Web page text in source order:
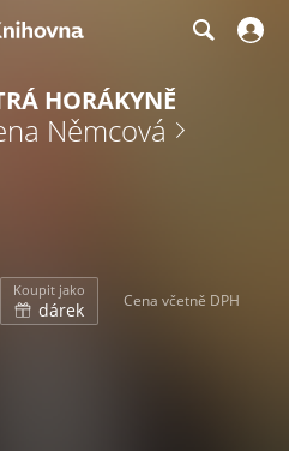
HORÁKYNĚ
Němcová
Koupit jako
dárek Cena včetně DPH